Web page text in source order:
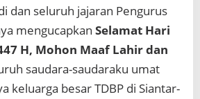
dan seluruh jajaran Pengurus
mengucapkan Selamat Hari
H, Mohon Maaf Lahir dan
saudara-saudaraku umat
keluarga besar TDBP di Siantar-